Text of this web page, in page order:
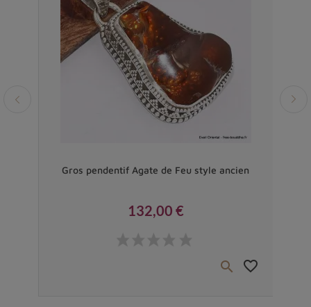
Gros pendentif Agate de Feu style ancien
132,00 €
 favorite_border